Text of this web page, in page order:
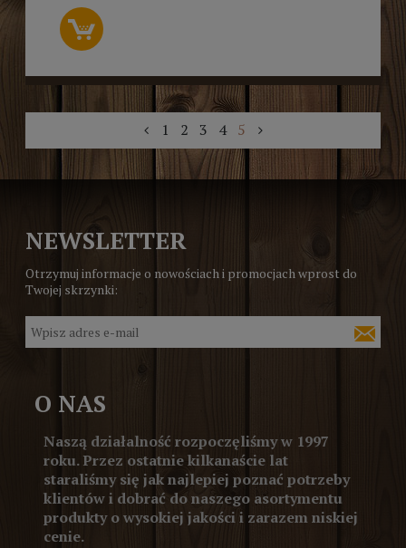
1 2 3 4 5
NEWSLETTER
Otrzymuj informacje o nowościach i promocjach wprost do
Twojej skrzynki:
O NAS
Naszą działalność rozpoczęliśmy w 1997
roku. Przez ostatnie kilkanaście lat
staraliśmy się jak najlepiej poznać potrzeby
klientów i dobrać do naszego asortymentu
produkty o wysokiej jakości i zarazem niskiej
cenie.